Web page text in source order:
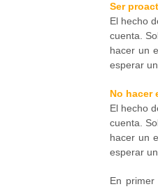
Ser
El hecho
cuenta.
hacer un
esperar
No hacer
El hecho
cuenta.
hacer un
esperar
En